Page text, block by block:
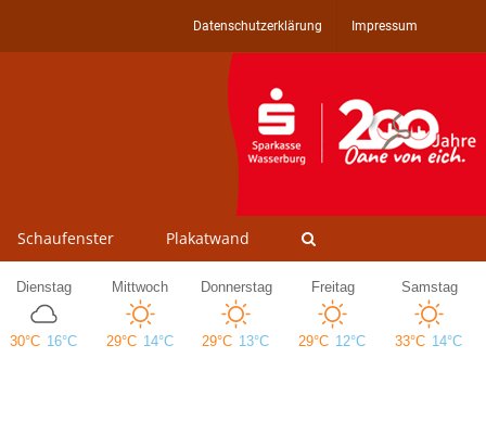
Datenschutzerklärung Impressum
Schaufenster Plakatwand